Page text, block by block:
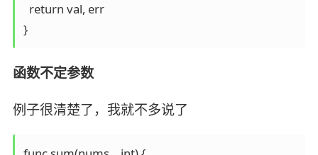
  return val, err
}
函数不定参数
例子很清楚了，我就不多说了